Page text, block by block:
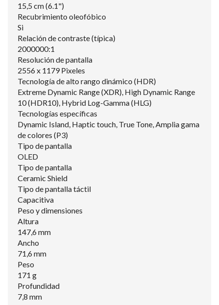
15,5 cm (6.1")
Recubrimiento oleofóbico
Si
Relación de contraste (típica)
2000000:1
Resolución de pantalla
2556 x 1179 Pixeles
Tecnología de alto rango dinámico (HDR)
Extreme Dynamic Range (XDR), High Dynamic Range
10 (HDR10), Hybrid Log-Gamma (HLG)
Tecnologías específicas
Dynamic Island, Haptic touch, True Tone, Amplia gama
de colores (P3)
Tipo de pantalla
OLED
Tipo de pantalla
Ceramic Shield
Tipo de pantalla táctil
Capacitiva
Peso y dimensiones
Altura
147,6 mm
Ancho
71,6 mm
Peso
171 g
Profundidad
7,8 mm